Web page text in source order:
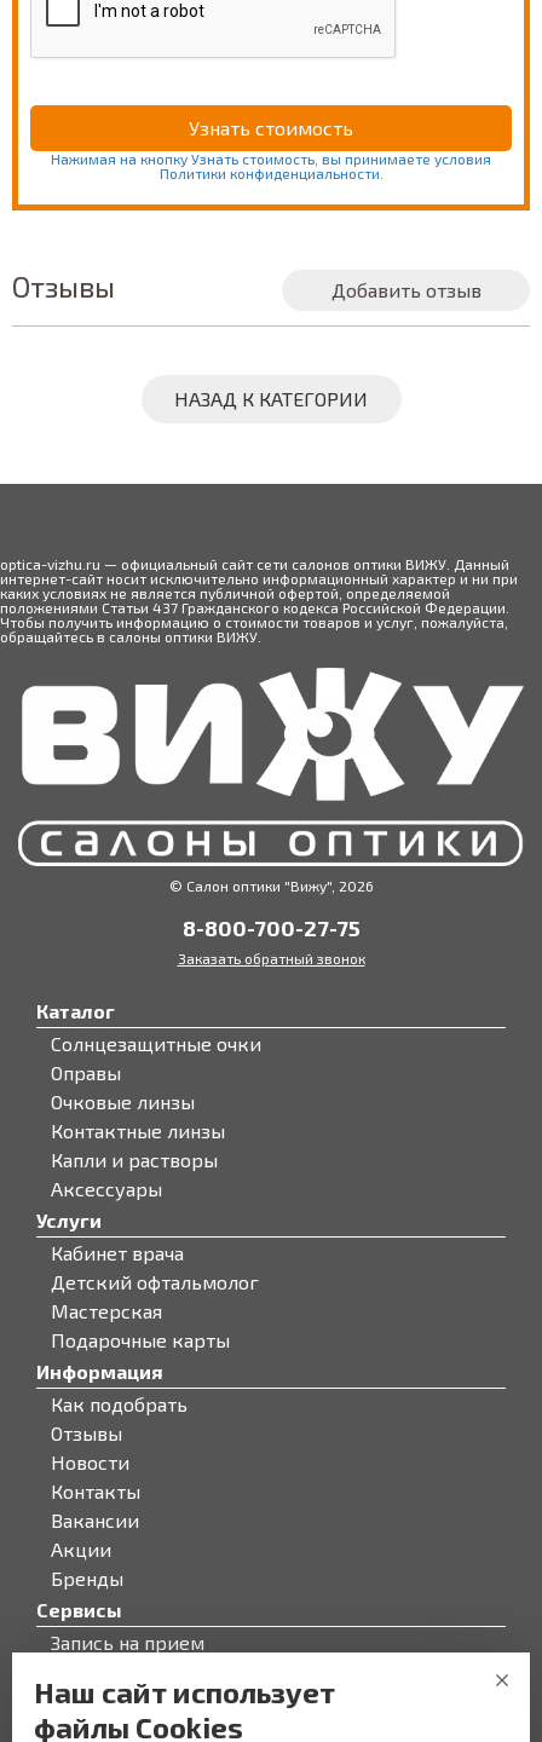
Нажимая на кнопку Узнать стоимость, вы принимаете условия
Политики конфиденциальности.
Отзывы Добавить отзыв
НАЗАД К КАТЕГОРИИ
optica-vizhu.ru — официальный сайт сети салонов оптики ВИЖУ. Данный
интернет-сайт носит исключительно информационный характер и ни при
каких условиях не является публичной офертой, определяемой
положениями Статьи 437 Гражданского кодекса Российской Федерации.
Чтобы получить информацию о стоимости товаров и услуг, пожалуйста,
обращайтесь в салоны оптики ВИЖУ.
© Салон оптики "Вижу", 2026
8-800-700-27-75
Заказать обратный звонок
Каталог
Солнцезащитные очки
Оправы
Очковые линзы
Контактные линзы
Капли и растворы
Аксессуары
Услуги
Кабинет врача
Детский офтальмолог
Мастерская
Подарочные карты
Информация
Как подобрать
Отзывы
Новости
Контакты
Вакансии
Акции
Бренды
Сервисы
Запись на прием
О компании
О компании
Наш сайт использует
файлы Cookies